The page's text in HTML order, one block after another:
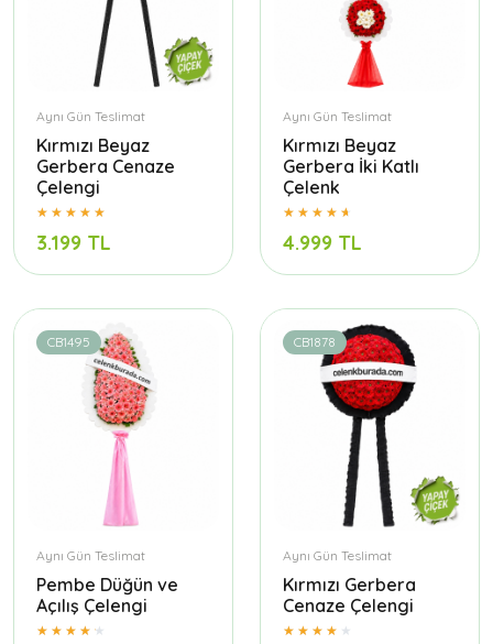
Aynı Gün Teslimat
Kırmızı Beyaz
Gerbera Cenaze
Çelengi
3.199 TL
Aynı Gün Teslimat
Kırmızı Beyaz
Gerbera İki Katlı
Çelenk
4.999 TL
CB1495
Aynı Gün Teslimat
Pembe Düğün ve
Açılış Çelengi
CB1878
Aynı Gün Teslimat
Kırmızı Gerbera
Cenaze Çelengi